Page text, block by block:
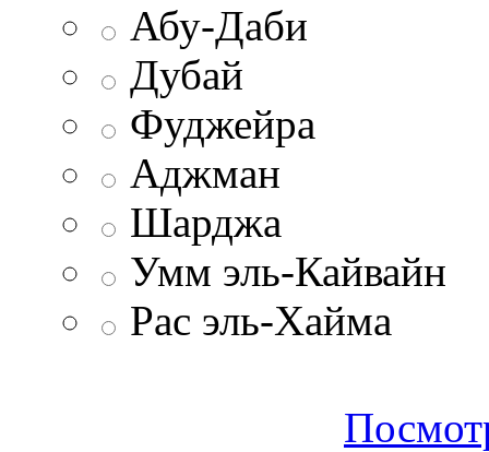
Абу-Даби
Дубай
Фуджейра
Аджман
Шарджа
Умм эль-Кайвайн
Рас эль-Хайма